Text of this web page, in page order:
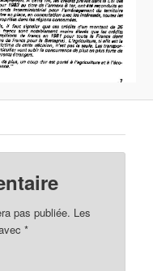
pas publiée. Les
*